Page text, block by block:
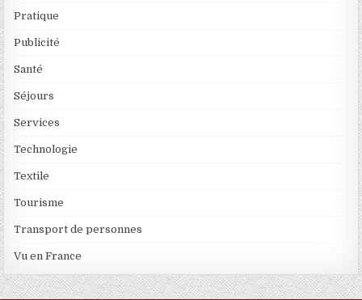
Pratique
Publicité
Santé
Séjours
Services
Technologie
Textile
Tourisme
Transport de personnes
Vu en France